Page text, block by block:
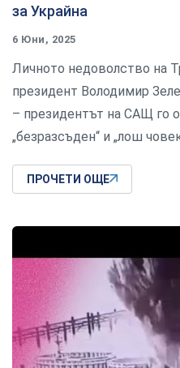
за Украйна
6 Юни, 2025
Личното недоволство на
президент Володимир
– президентът на САЩ го
„безразсъден“ и „лош
ПРОЧЕТИ ОЩЕ